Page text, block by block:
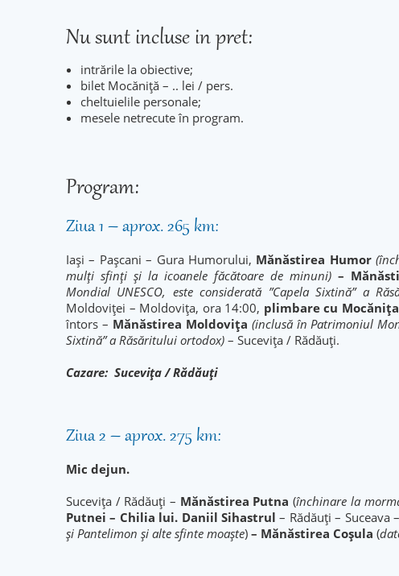
Nu sunt incluse in pret:
intrările la obiective;
bilet Mocăniță – .. lei / pers.
cheltuielile personale;
mesele netrecute în program.
Program:
Ziua 1 – aprox. 265 km:
Iași – Pașcani – Gura Humorului, Mănăstirea Humor
mulți sfinți și la icoanele făcătoare de minuni) –
Mondial UNESCO, este considerată ”Capela Sixtină” a
Moldoviței – Moldovița, ora 14:00, plimbare cu
întors – Mănăstirea Moldovița (inclusă în Patrimoniul
Sixtină” a Răsăritului ortodox) – Sucevița / Rădăuți.
Cazare: Sucevița / Rădăuți
Ziua 2 – aprox. 275 km:
Mic dejun.
Sucevița / Rădăuți – Mănăstirea Putna(închinare la
Putnei – Chilia lui. Daniil Sihastrul – Rădăuți – Suceava
și Pantelimon și alte sfinte moaște) – Mănăstirea Coșula (